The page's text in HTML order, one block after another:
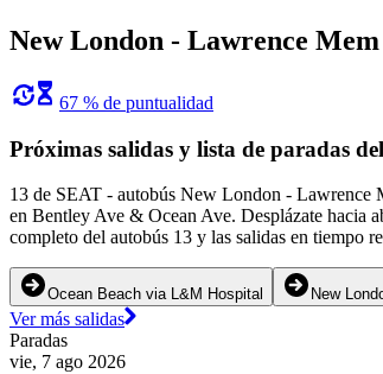
New London - Lawrence
67 % de puntualidad
Próximas salidas y lista de paradas
13 de SEAT - autobús New London - Lawrence
en Bentley Ave & Ocean Ave. Desplázate hacia
completo del autobús 13 y las salidas en tiempo
Ocean Beach via L&M Hospital New
Ver más salidas
Paradas
vie, 7 ago 2026